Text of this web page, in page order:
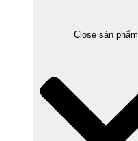
Close sản phẩm